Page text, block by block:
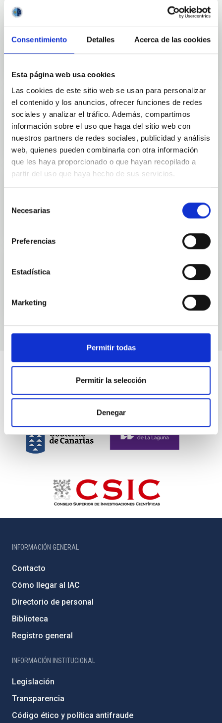
Consentimiento Detalles Acerca de las cookies
Esta página web usa cookies
Las cookies de este sitio web se usan para personalizar
el contenido y los anuncios, ofrecer funciones de redes
sociales y analizar el tráfico. Además, compartimos
información sobre el uso que haga del sitio web con
nuestros partners de redes sociales, publicidad y análisis
web, quienes pueden combinarla con otra información
que les haya proporcionado o que hayan recopilado a
partir del uso que haya hecho de sus servicios.
Necesarias
Preferencias
Estadística
Marketing
Permitir todas
Permitir la selección
Denegar
Divulgación
Movilidad
INFORMACIÓN GENERAL
Contacto
Cómo llegar al IAC
Directorio de personal
Biblioteca
Registro general
INFORMACIÓN INSTITUCIONAL
Legislación
Transparencia
Código ético y política antifraude